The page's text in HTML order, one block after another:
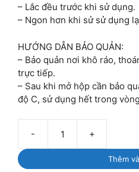
– Lắc đều trước khi sử dụng.
– Ngon hơn khi sử sử dụng
HƯỚNG DẪN BẢO QUẢN:
– Bảo quản nơi khô ráo,
trực tiếp.
– Sau khi mở hộp cần bảo
độ C, sử dụng hết trong
-
Sữa
tiệt
+
Thêm